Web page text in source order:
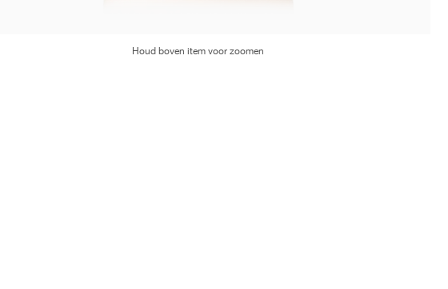
Houd boven item voor zoomen